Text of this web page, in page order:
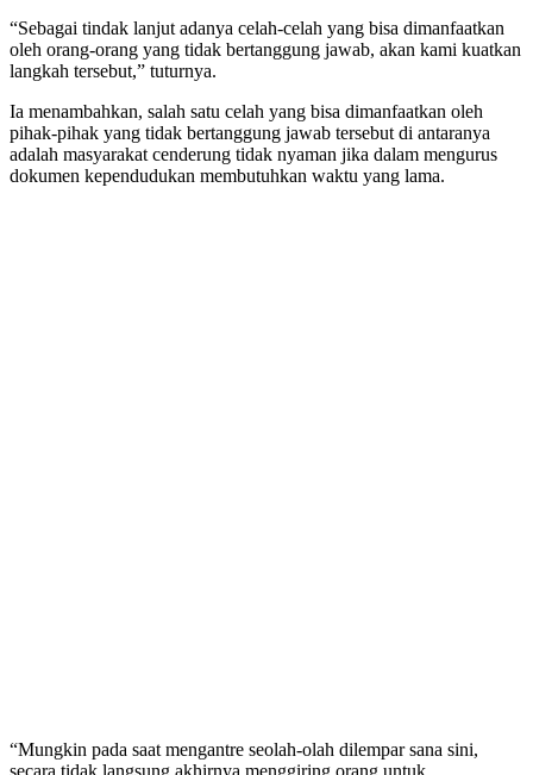
“Sebagai tindak lanjut adanya celah-celah yang bisa dimanfaatkan
oleh orang-orang yang tidak bertanggung jawab, akan kami kuatkan
langkah tersebut,” tuturnya.
Ia menambahkan, salah satu celah yang bisa dimanfaatkan oleh
pihak-pihak yang tidak bertanggung jawab tersebut di antaranya
adalah masyarakat cenderung tidak nyaman jika dalam mengurus
dokumen kependudukan membutuhkan waktu yang lama.
“Mungkin pada saat mengantre seolah-olah dilempar sana sini,